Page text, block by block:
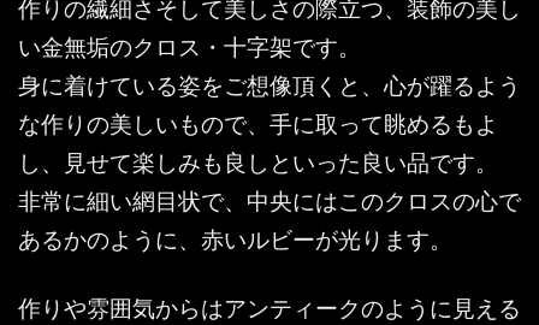
作りの繊細さそして美しさの際立つ、装飾の美し
い金無垢のクロス・十字架です。
身に着けている姿をご想像頂くと、心が躍るよう
な作りの美しいもので、手に取って眺めるもよ
し、見せて楽しみも良しといった良い品です。
非常に細い網目状で、中央にはこのクロスの心で
あるかのように、赤いルビーが光ります。
作りや雰囲気からはアンティークのように見える